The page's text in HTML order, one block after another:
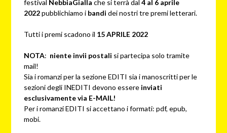
festival NebbiaGialla che si terrà dal4 al 6 aprile
2022pubblichiamo i bandi dei nostri tre premi letterari.
Tutti i premi scadono il 15 APRILE 2022
NOTA: niente invii postali si partecipa solo tramite
mail!
Sia i romanzi per la sezione EDITI sia i manoscritti per le
sezioni degli INEDITI devono essere inviati
esclusivamente via E-MAIL!
Per i romanzi EDITI si accettano i formati: pdf, epub,
mobi.